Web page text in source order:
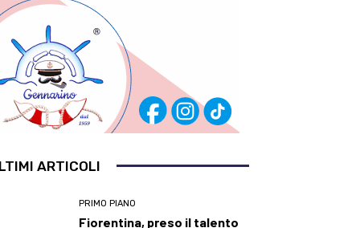
ARTICOLI
PRIMO PIANO
Fiorentina, preso il talento